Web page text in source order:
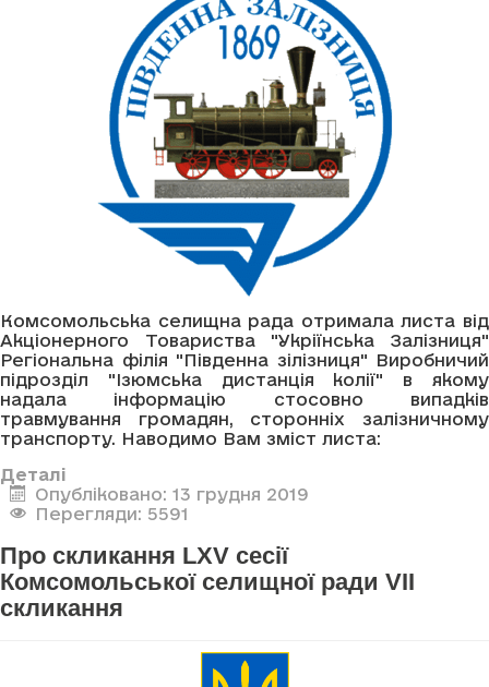
Комсомольська селищна рада отримала листа від
Акціонерного Товариства "Укріїнська Залізниця"
Регіональна філія "Південна зілізниця" Виробничий
підрозділ "Ізюмська дистанція колії" в якому
надала інформацію стосовно випадків
травмування громадян, сторонніх залізничному
транспорту. Наводимо Вам зміст листа:
Деталі
Опубліковано: 13 грудня 2019
Перегляди: 5591
Про скликання LXV сесії
Комсомольської селищної ради VII
скликання